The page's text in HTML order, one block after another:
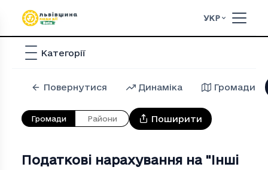
УКР
Категорії
Повернутися Динаміка Громади
Громади Райони Поширити
Податкові нарахування на "Iншi